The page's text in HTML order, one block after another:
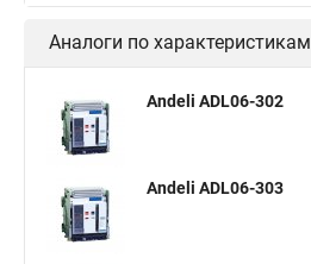
Аналоги по характеристикам
Andeli ADL06-302
Andeli ADL06-303